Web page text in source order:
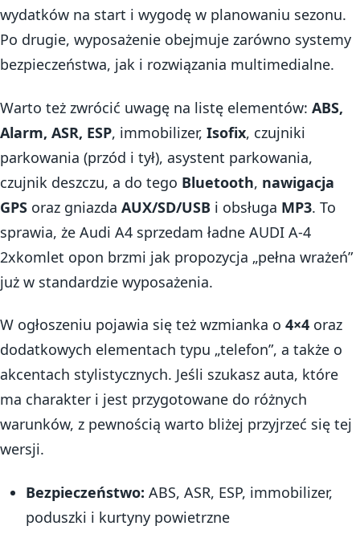
wydatków na start i wygodę w planowaniu sezonu.
Po drugie, wyposażenie obejmuje zarówno systemy
bezpieczeństwa, jak i rozwiązania multimedialne.
Warto też zwrócić uwagę na listę elementów: ABS,
Alarm, ASR, ESP, immobilizer, Isofix, czujniki
parkowania (przód i tył), asystent parkowania,
czujnik deszczu, a do tego Bluetooth, nawigacja
GPS oraz gniazda AUX/SD/USB i obsługa MP3. To
sprawia, że Audi A4 sprzedam ładne AUDI A-4
2xkomlet opon brzmi jak propozycja „pełna wrażeń”
już w standardzie wyposażenia.
W ogłoszeniu pojawia się też wzmianka o 4×4 oraz
dodatkowych elementach typu „telefon”, a także o
akcentach stylistycznych. Jeśli szukasz auta, które
ma charakter i jest przygotowane do różnych
warunków, z pewnością warto bliżej przyjrzeć się tej
wersji.
Bezpieczeństwo: ABS, ASR, ESP, immobilizer,
poduszki i kurtyny powietrzne